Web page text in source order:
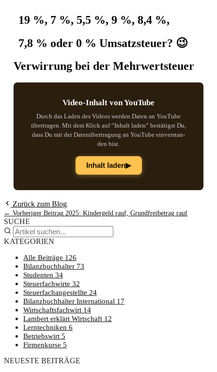
19 %, 7 %, 5,5 %, 9 %, 8,4 %,
7,8 % oder 0 % Umsatz­steu­er? 😉
Ver­wir­rung bei der Mehrwertsteuer
Video-Inhalt von YouTube
Durch das Laden des Vide­os wer­den Daten an You­Tube
über­tra­gen. Mit dem Klick auf “Inhalt laden” bestä­tigst Du,
dass Du mit der Daten­über­tra­gung an You­Tube ein­ver­stan­
den bist.
Inhalt laden▶
Zurück zum Blog
← Vorheriger Beitrag 2025: Kin­der­geld rauf, Grund­frei­be­trag rauf
SUCHE
KATEGORIEN
Alle Beiträge 126
Bilanzbuchhalter 73
Studenten 34
Steuerfachwirte 32
Steuerfachangestellte 24
Bilanzbuchhalter International 17
Wirtschaftsfachwirt 14
Lambert erklärt Wirtschaft 12
Lerntechniken 6
Betriebswirt 5
Firmenkurse 5
NEUESTE BEITRÄGE